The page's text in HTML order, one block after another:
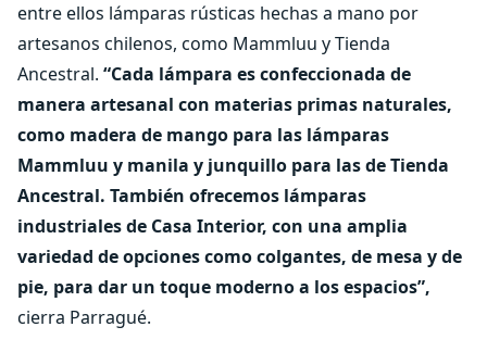
entre ellos lámparas rústicas hechas a mano por
artesanos chilenos, como Mammluu y Tienda
Ancestral. “Cada lámpara es confeccionada de
manera artesanal con materias primas naturales,
como madera de mango para las lámparas
Mammluu y manila y junquillo para las de Tienda
Ancestral. También ofrecemos lámparas
industriales de Casa Interior, con una amplia
variedad de opciones como colgantes, de mesa y de
pie, para dar un toque moderno a los espacios”,
cierra Parragué.